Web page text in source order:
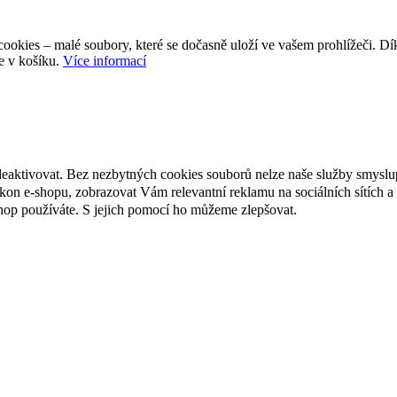
– malé soubory, které se dočasně uloží ve vašem prohlížeči.
v košíku. Více informací
Bez nezbytných cookies souborů nelze naše služby
e-shopu, zobrazovat Vám relevantní reklamu na sociálních sítích
používáte. S jejich pomocí ho můžeme zlepšovat.